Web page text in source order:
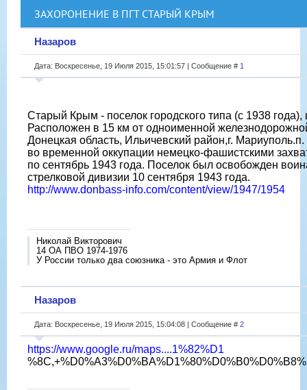
ЗАХОРОНЕНИЕ В ПГТ СТАРЫЙ КРЫМ
Назаров
Дата: Воскресенье, 19 Июля 2015, 15:01:57 | Сообщение # 1
Старый Крым - поселок городского типа (с 1938 года),
Расположен в 15 км от одноименной
Донецкая область, Ильичевский район,г.
во временной оккупации немецко-фашистскими
по сентябрь 1943 года. Поселок был освобожден
стрелковой дивизии 10 сентября 1943 года.
http://www.donbass-info.com/content/view/1947/1954
Николай Викторович
14 ОА ПВО 1974-1976
У России только два союзника - это Армия и Флот
Назаров
Дата: Воскресенье, 19 Июля 2015, 15:04:08 | Сообщение # 2
https://www.google.ru/maps....1%82%D1